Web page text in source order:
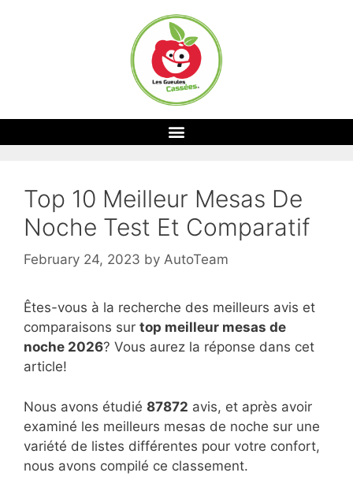
Top 10 Meilleur Mesas De
Noche Test Et Comparatif
February 24, 2023 by AutoTeam
Êtes-vous à la recherche des meilleurs avis et
comparaisons sur top meilleur mesas de
noche 2026? Vous aurez la réponse dans cet
article!
Nous avons étudié 87872 avis, et après avoir
examiné les meilleurs mesas de noche sur une
variété de listes différentes pour votre confort,
nous avons compilé ce classement.